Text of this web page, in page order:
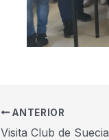
ANTERIOR
Visita Club de Suecia